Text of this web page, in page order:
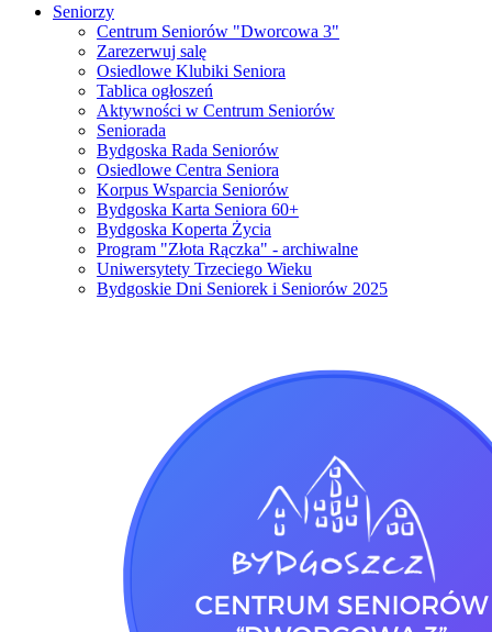
Seniorzy
Centrum Seniorów "Dworcowa 3"
Zarezerwuj salę
Osiedlowe Klubiki Seniora
Tablica ogłoszeń
Aktywności w Centrum Seniorów
Seniorada
Bydgoska Rada Seniorów
Osiedlowe Centra Seniora
Korpus Wsparcia Seniorów
Bydgoska Karta Seniora 60+
Bydgoska Koperta Życia
Program "Złota Rączka" - archiwalne
Uniwersytety Trzeciego Wieku
Bydgoskie Dni Seniorek i Seniorów 2025